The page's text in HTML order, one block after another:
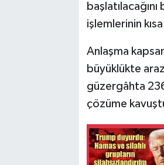
işlemlerinin
Anlaşma
büyüklükte
güzergâhta
çözüme